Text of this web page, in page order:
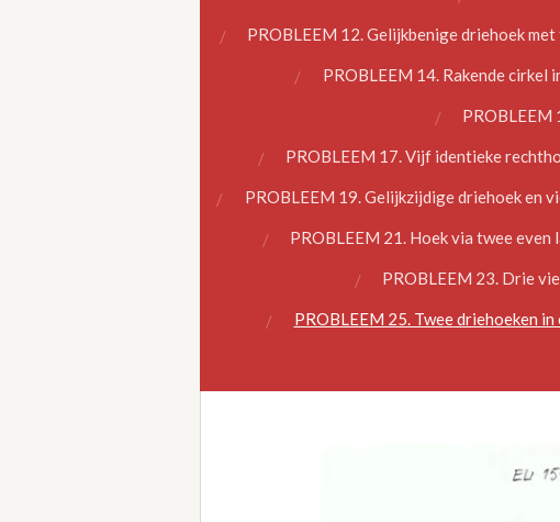
PROBLEEM 12. Gelijkbenige driehoek
PROBLEEM 14. Rakende cirkel
PROBLEEM
PROBLEEM 17. Vijf identieke
PROBLEEM 19. Gelijkzijdige driehoek en
PROBLEEM 21. Hoek via twee
PROBLEEM 23. Drie
PROBLEEM 25. Twee driehoeken